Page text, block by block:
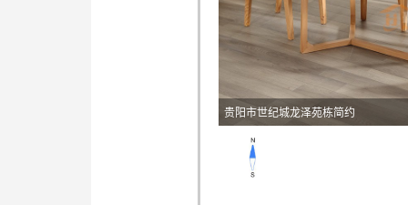
贵阳市世纪城龙泽苑栋简约